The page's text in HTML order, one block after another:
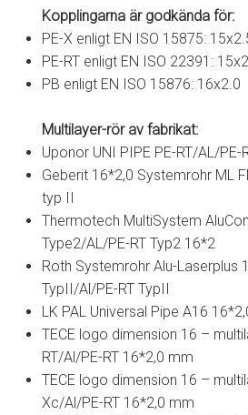
Kopplingarna är godkända för:
PE-X enligt EN ISO 15875:
PE-RT enligt EN ISO 22391:
PB enligt EN ISO 15876: 16x2.0
Multilayer-rör av fabrikat:
Uponor UNI PIPE PE-RT/AL/PE-
Geberit 16*2,0 Systemrohr ML
typ II
Thermotech MultiSystem
Type2/AL/PE-RT Typ2 16*2
Roth Systemrohr Alu-Laserplus
TypII/Al/PE-RT TypII
LK PAL Universal Pipe A16
TECE logo dimension 16 –
RT/Al/PE-RT 16*2,0 mm
TECE logo dimension 16 –
Xc/Al/PE-RT 16*2,0 mm